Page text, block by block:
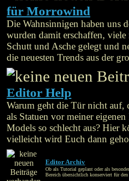
für Morrowind
Die Wahnsinnigen haben uns
wurden damit erschaffen, viele
Schutt und Asche gelegt und
die neuesten Trends aus der
Editor Help
Warum geht die Tür nicht auf,
als Statuen vor meiner
Models so schlecht aus? Hier
vielleicht wird Euch dann
Editor Archiv
Ob als Tutorial geplant oder als
Bereich übersichtlich konserviert für